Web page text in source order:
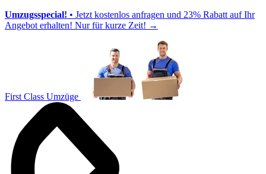
Umzugsspecial! • Jetzt kostenlos anfragen und 23% Rabatt auf Ihr
Angebot erhalten! Nur für kurze Zeit! →
First Class Umzüge